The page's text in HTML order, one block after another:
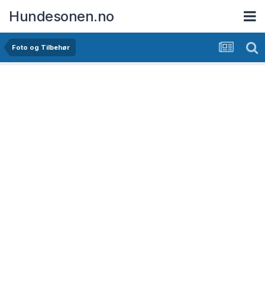
Hundesonen.no
Foto og Tilbehør